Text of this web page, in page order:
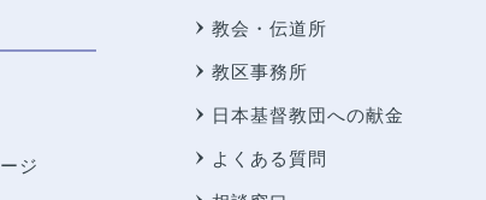
ジ
教会・伝道所
教区事務所
日本基督教団への献金
よくある質問